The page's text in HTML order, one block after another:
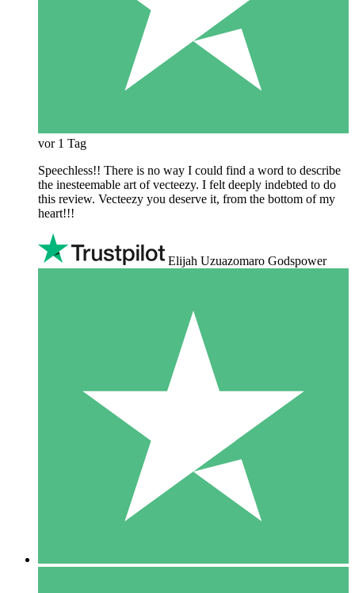
vor 1 Tag
Speechless!! There is no way I could find a word to describe
the inesteemable art of vecteezy. I felt deeply indebted to do
this review. Vecteezy you deserve it, from the bottom of my
heart!!!
Elijah Uzuazomaro Godspower